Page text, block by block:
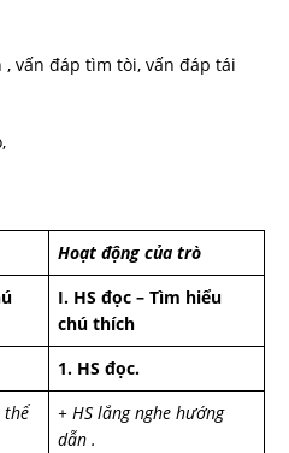
vấn đáp tìm tòi, vấn đáp tái
Hoạt động của trò
I. HS đọc – Tìm hiểu
chú thích
1. HS đọc.
thể
+ HS lắng nghe hướng
dẫn .